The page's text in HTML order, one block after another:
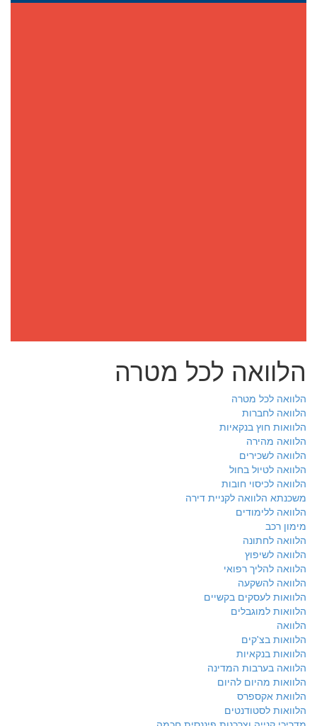
הלוואה לכל מטרה
הלוואה לכל מטרה
הלוואה לחברות
הלוואות חוץ בנקאיות
הלוואה מהירה
הלוואה לשכירים
הלוואה לטיול בחול
הלוואה לכיסוי חובות
משכנתא הלוואה לקניית דירה
הלוואה ללימודים
מימון רכב
הלוואה לחתונה
הלוואה לשיפוץ
הלוואה להליך רפואי
הלוואה להשקעה
הלוואות לעסקים בקשיים
הלוואות למוגבלים
הלוואה
הלוואות בצ'קים
הלוואות בנקאיות
הלוואה בערבות המדינה
הלוואות מהיום להיום
הלוואת אקספרס
הלוואות לסטודנטים